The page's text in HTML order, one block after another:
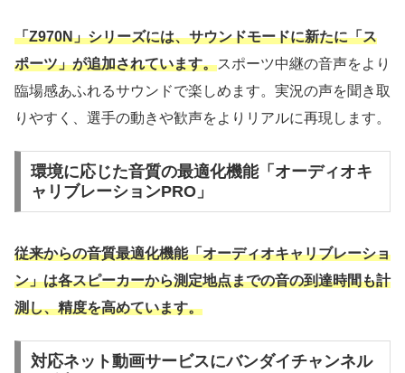
「Z970N」シリーズには、サウンドモードに新たに「ス
ポーツ」が追加されています。スポーツ中継の音声をより
臨場感あふれるサウンドで楽しめます。実況の声を聞き取
りやすく、選手の動きや歓声をよりリアルに再現します。
環境に応じた音質の最適化機能「オーディオキ
ャリブレーションPRO」
従来からの音質最適化機能「オーディオキャリブレーショ
ン」は各スピーカーから測定地点までの音の到達時間も計
測し、精度を高めています。
対応ネット動画サービスにバンダイチャンネル